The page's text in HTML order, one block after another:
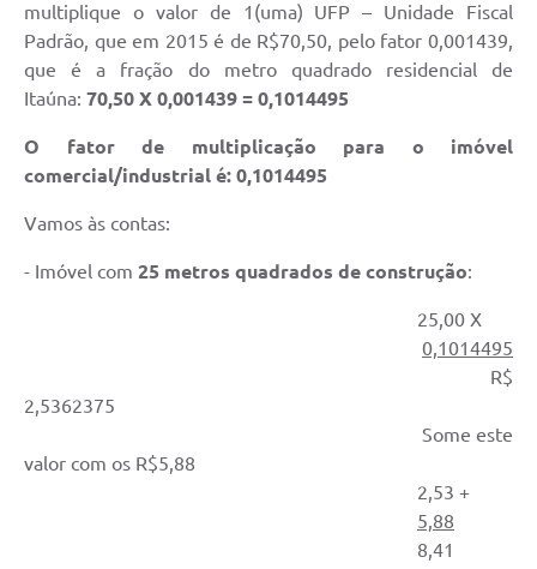
multiplique o valor de 1(uma) UFP – Unidade Fiscal
Padrão, que em 2015 é de R$70,50, pelo fator 0,001439,
que é a fração do metro quadrado residencial de
Itaúna: 70,50 X 0,001439 = 0,1014495
O fator de multiplicação para o imóvel
comercial/industrial é: 0,1014495
Vamos às contas:
- Imóvel com 25 metros quadrados de construção:
25,00 X
0,1014495
R$
2,5362375
Some este
valor com os R$5,88
2,53 +
5,88
8,41